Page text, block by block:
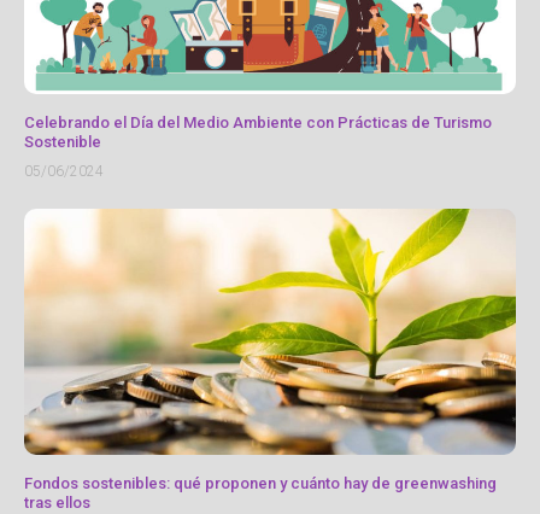
Celebrando el Día del Medio Ambiente con Prácticas de Turismo
Sostenible
05/06/2024
Fondos sostenibles: qué proponen y cuánto hay de greenwashing
tras ellos